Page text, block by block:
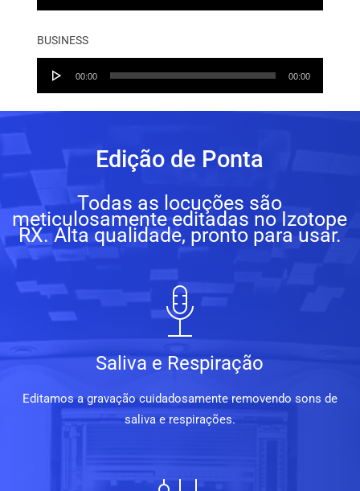
BUSINESS
Audio
00:00 00:00
Edição de Ponta
Todas as locuções são
meticulosamente editadas no Izotope
RX. Alta qualidade, pronto para usar.
Saliva e Respiração
Editamos a gravação cuidadosamente removendo sons de
saliva e respirações.